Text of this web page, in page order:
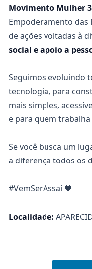
Movimento Mulher
Empoderamento das
de ações voltadas à
social e apoio a
Seguimos evoluindo
tecnologia, para
mais simples,
e para quem
Se você busca um
a diferença todos os
#VemSerAssaí 💙
Localidade: